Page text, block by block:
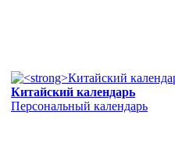
Китайский календарь
Персональный календарь